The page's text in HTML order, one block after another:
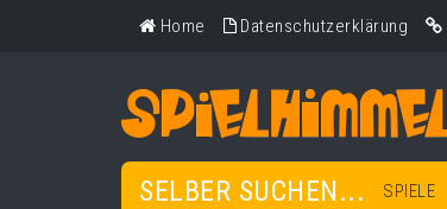
Home Datenschutzerklärung
SELBER SUCHEN... SPIELE